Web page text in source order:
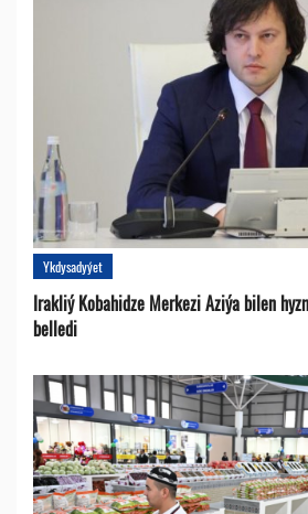
Ykdysadyýet
Irakliý Kobahidze Merkezi Aziýa bilen
belledi